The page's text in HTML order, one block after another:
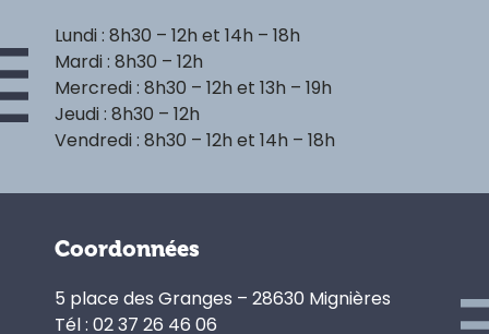
Lundi : 8h30 – 12h et 14h – 18h
Mardi : 8h30 – 12h
Mercredi : 8h30 – 12h et 13h – 19h
Jeudi : 8h30 – 12h
Vendredi : 8h30 – 12h et 14h – 18h
Coordonnées
5 place des Granges – 28630 Mignières
Tél : 02 37 26 46 06